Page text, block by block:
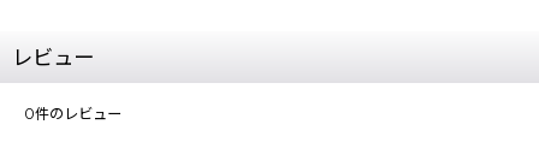
レビュー
0件のレビュー